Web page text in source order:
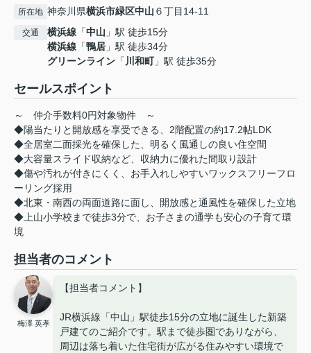
所在地 神奈川県横浜市緑区中山 ６丁目14-11
交通 横浜線 「中山 」駅 徒歩15分
横浜線 「鴨居 」駅 徒歩34分
グリーンライン 「 川和町」駅 徒歩35分
セールスポイント
～ 仲介手数料0円対象物件 ～
◆陽当たりと開放感を享受できる、2階配置の約17.2帖LDK
◆全居室二面採光を確保した、明るく風通しの良い住空間
◆大容量スライド収納など、収納力に優れた間取り設計
◆傷や汚れが付きにくく、お手入れしやすいワックスフリーフロ
ーリング採用
◆北東・南西の両面道路に面し、開放感と通風性を確保した立地
◆上山小学校まで徒歩3分で、お子さまの通学も安心の子育て環
境
担当者のコメント
梅澤 英孝
【担当者コメント】
JR横浜線「中山」駅徒歩15分の立地に誕生した新築
戸建てのご紹介です。駅まで徒歩圏でありながら、
周辺は落ち着いた住宅街が広がる住みやすい環境で